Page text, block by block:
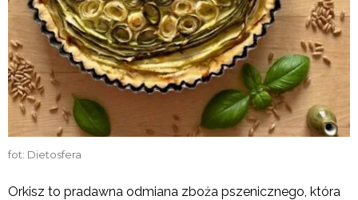
fot: Dietosfera
Orkisz to pradawna odmiana zboża pszenicznego, która